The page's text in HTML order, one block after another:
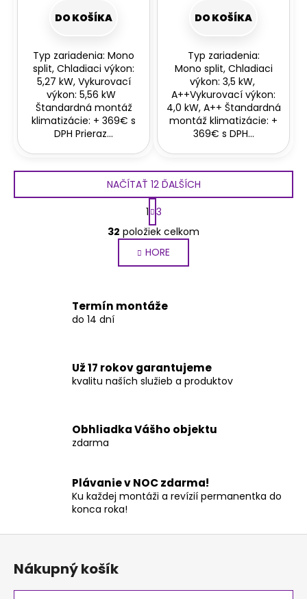
DO KOŠÍKA
Typ zariadenia: Mono
split, Chladiaci výkon:
5,27 kW, Vykurovací
výkon: 5,56 kW
Štandardná montáž
klimatizácie: + 369€ s
DPH Prieraz...
DO KOŠÍKA
Typ zariadenia:
Mono split, Chladiaci
výkon: 3,5 kW,
A++Vykurovací výkon:
4,0 kW, A++ Štandardná
montáž klimatizácie: +
369€ s DPH...
O
v
l
á
a
c
p
r
v
y
v
i
s
NAČÍTAŤ 12 ĎALŠÍCH
S
t
r
á
n
k
a
1 3
32 položiek celkom
HORE
Termín montáže
do 14 dní
Už 17 rokov garantujeme
kvalitu naších služieb a produktov
Obhliadka Vášho objektu
zdarma
Plávanie v NOC zdarma!
Ku každej montáži a revízií permanentka do
konca roka!
Z
Nákupný košík